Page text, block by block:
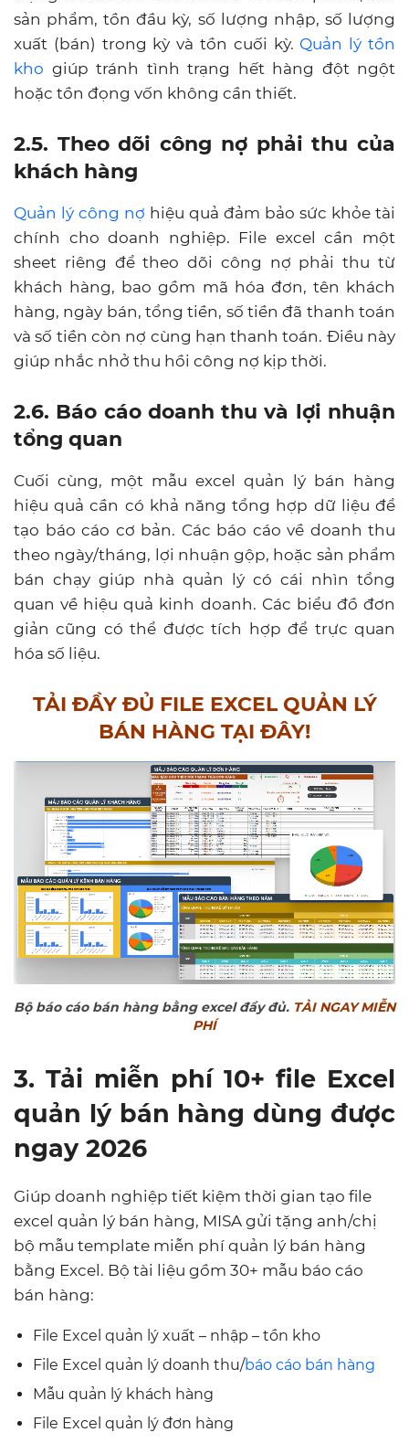
sản phẩm, tồn đầu kỳ, số lượng nhập, số lượng
xuất (bán) trong kỳ và tồn cuối kỳ. Quản lý tồn
kho giúp tránh tình trạng hết hàng đột ngột
hoặc tồn đọng vốn không cần thiết.
2.5. Theo dõi công nợ phải thu của
khách hàng
Quản lý công nợ hiệu quả đảm bảo sức khỏe tài
chính cho doanh nghiệp. File excel cần một
sheet riêng để theo dõi công nợ phải thu từ
khách hàng, bao gồm mã hóa đơn, tên khách
hàng, ngày bán, tổng tiền, số tiền đã thanh toán
và số tiền còn nợ cùng hạn thanh toán. Điều này
giúp nhắc nhở thu hồi công nợ kịp thời.
2.6. Báo cáo doanh thu và lợi nhuận
tổng quan
Cuối cùng, một mẫu excel quản lý bán hàng
hiệu quả cần có khả năng tổng hợp dữ liệu để
tạo báo cáo cơ bản. Các báo cáo về doanh thu
theo ngày/tháng, lợi nhuận gộp, hoặc sản phẩm
bán chạy giúp nhà quản lý có cái nhìn tổng
quan về hiệu quả kinh doanh. Các biểu đồ đơn
giản cũng có thể được tích hợp để trực quan
hóa số liệu.
TẢI ĐẦY ĐỦ FILE EXCEL QUẢN LÝ
BÁN HÀNG TẠI ĐÂY!
Bộ báo cáo bán hàng bằng excel đầy đủ. TẢI NGAY MIỄN
PHÍ
3. Tải miễn phí 10+ file Excel
quản lý bán hàng dùng được
ngay 2026
Giúp doanh nghiệp tiết kiệm thời gian tạo file
excel quản lý bán hàng, MISA gửi tặng anh/chị
bộ mẫu template miễn phí quản lý bán hàng
bằng Excel. Bộ tài liệu gồm 30+ mẫu báo cáo
bán hàng:
File Excel quản lý xuất – nhập – tồn kho
File Excel quản lý doanh thu/báo cáo bán hàng
Mẫu quản lý khách hàng
File Excel quản lý đơn hàng